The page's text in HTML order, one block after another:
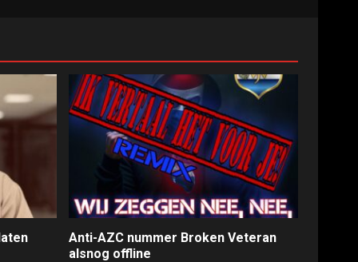
Anti-AZC nummer Broken Veteran
alsnog offline